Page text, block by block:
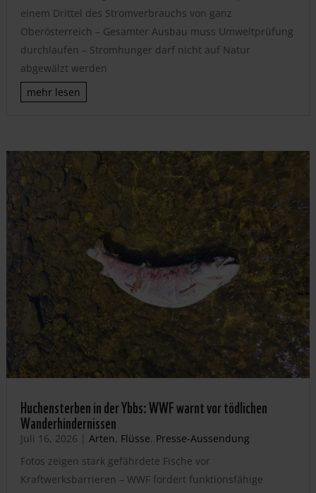
einem Drittel des Stromverbrauchs von ganz
Oberösterreich – Gesamter Ausbau muss Umweltprüfung
durchlaufen – Stromhunger darf nicht auf Natur
abgewälzt werden
mehr lesen
Huchensterben in der Ybbs: WWF warnt vor tödlichen
Wanderhindernissen
Juli 16, 2026 | Arten, Flüsse, Presse-Aussendung
Fotos zeigen stark gefährdete Fische vor
Kraftwerksbarrieren – WWF fordert funktionsfähige